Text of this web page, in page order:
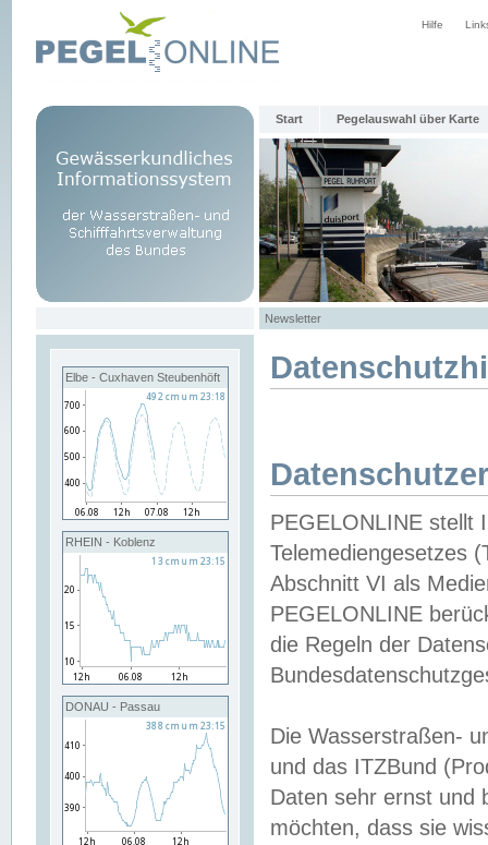
Hilfe
Start Pegelauswahl über Karte
Newsletter
Elbe - Cuxhaven Steubenhöft
RHEIN - Koblenz
DONAU - Passau
PEGELONLINE stellt
Telemediengesetzes
Abschnitt VI als
PEGELONLINE
die Regeln der
Die Wasserstraßen-
und das ITZBund
Daten sehr ernst und
möchten, dass sie